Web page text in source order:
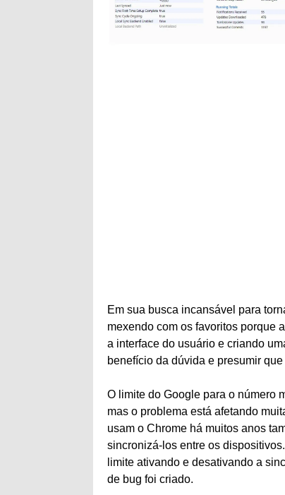
Em sua busca incansável para
mexendo com os favoritos porque
a interface do usuário e criando
benefício da dúvida e presumir
O limite do Google para o número
mas o problema está afetando
usam o Chrome há muitos anos
sincronizá-los entre os
limite ativando e desativando a
de bug foi criado.